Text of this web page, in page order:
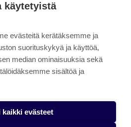
käytetyistä
evästeitä kerätäksemme ja
suorituskykyä ja käyttöä,
median ominaisuuksia sekä
sisältöä ja
kaikki evästeet